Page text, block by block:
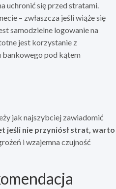
uchronić się przed stratami.
– zwłaszcza jeśli wiąże się
samodzielne logowanie na
jest korzystanie z
bankowego pod kątem
jak najszybciej zawiadomić
jeśli nie przyniósł strat, warto
i wzajemna czujność